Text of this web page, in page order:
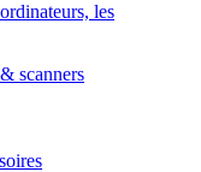
les
scanners